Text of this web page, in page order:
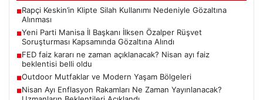
■Rapçi Keskin’in Klipte Silah Kullanımı Nedeniyle Gözaltına
Alınması
■Yeni Parti Manisa İl Başkanı İlksen Özalper Rüşvet
Soruşturması Kapsamında Gözaltına Alındı
■FED faiz kararı ne zaman açıklanacak? Nisan ayı faiz
beklentisi belli oldu
■Outdoor Mutfaklar ve Modern Yaşam Bölgeleri
■Nisan Ayı Enflasyon Rakamları Ne Zaman Yayınlanacak?